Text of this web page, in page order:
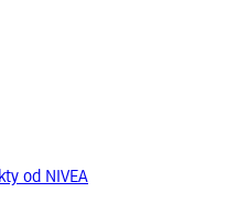
od NIVEA